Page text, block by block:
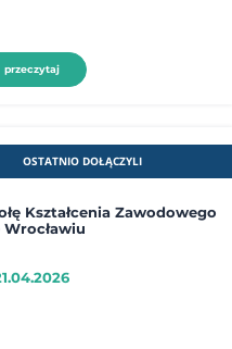
przeczytaj
OSTATNIO DOŁĄCZYLI
Kształcenia Zawodowego
Wrocławiu